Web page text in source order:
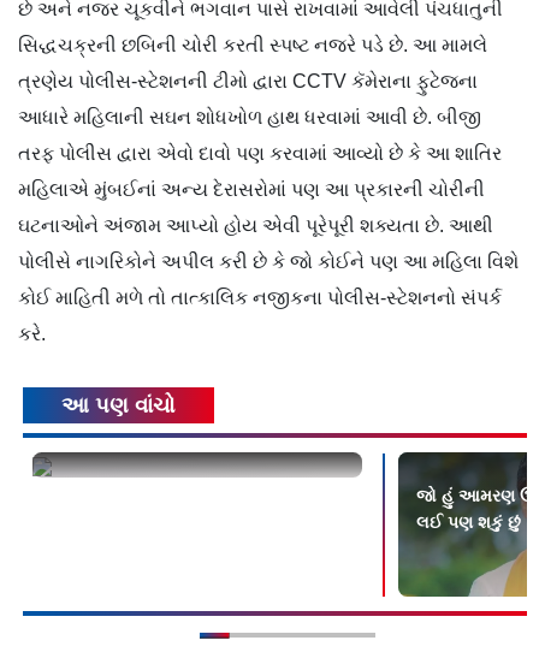
છે અને નજર ચૂકવીને ભગવાન પાસે રાખવામાં આવેલી પંચધાતુની
સિદ્ધચક્રની છબિની ચોરી કરતી સ્પષ્ટ નજરે પડે છે. આ મામલે
ત્રણેય પોલીસ-સ્ટેશનની ટીમો દ્વારા CCTV કૅમેરાના ફુટેજના
આધારે મહિલાની સઘન શોધખોળ હાથ ધરવામાં આવી છે. બીજી
તરફ પોલીસ દ્વારા એવો દાવો પણ કરવામાં આવ્યો છે કે આ શાતિર
મહિલાએ મુંબઈનાં અન્ય દેરાસરોમાં પણ આ પ્રકારની ચોરીની
ઘટનાઓને અંજામ આપ્યો હોય એવી પૂરેપૂરી શક્યતા છે. આથી
પોલીસે નાગરિકોને અપીલ કરી છે કે જો કોઈને પણ આ મહિલા વિશે
કોઈ માહિતી મળે તો તાત્કાલિક નજીકના પોલીસ-સ્ટેશનનો સંપર્ક
કરે.
આ પણ વાંચો
જો હું આમરણ
લઈ પણ શકું છું